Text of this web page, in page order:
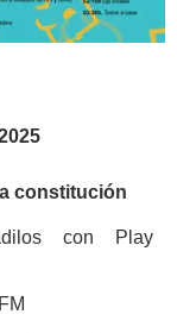
constitución
con Play